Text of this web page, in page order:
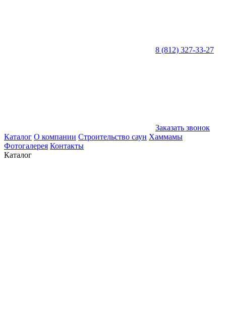
8 (812) 327-33-27
Заказать звонок
Каталог О компании Строительство саун Хаммамы
Фотогалерея Контакты
Каталог